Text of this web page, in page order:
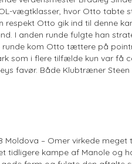
vægtklasser, hvor Otto tabte
respekt Otto gik ind til denne
I anden runde fulgte han
runde kom Otto tættere på
som i flere tilfælde kun var få
favør. Både Klubtræner
Moldova – Omer virkede
tidligere kampe af Manole og